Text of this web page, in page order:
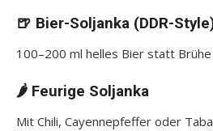
🍺 Bier-Soljanka (DDR-
100–200 ml helles Bier statt
🌶️ Feurige Soljanka
Mit Chili, Cayennepfeffer oder